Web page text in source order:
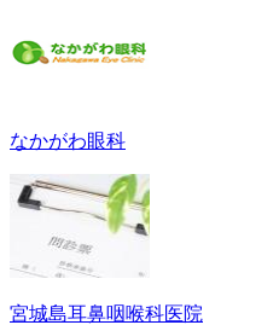
なかがわ眼科
宮城島耳鼻咽喉科医院